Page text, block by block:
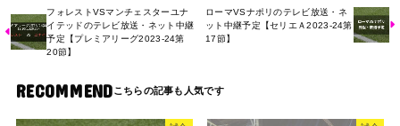
フォレストVSマンチェスターユナ
イテッドのテレビ放送・ネット中継
予定【プレミアリーグ2023-24第
20節】
ローマVSナポリのテレビ放送・ネ
ット中継予定【セリエＡ2023-24第
17節】
RECOMMEND